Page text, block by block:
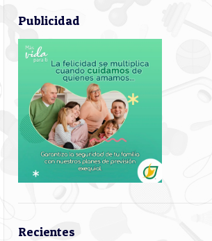
Publicidad
Recientes